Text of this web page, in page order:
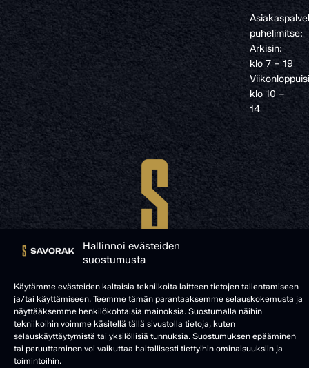
Hallinnoi evästeiden
suostumusta
Käytämme evästeiden kaltaisia tekniikoita laitteen tietojen tallentamiseen
ja/tai käyttämiseen. Teemme tämän parantaaksemme selauskokemusta ja
näyttääksemme henkilökohtaisia mainoksia. Suostumalla näihin
tekniikoihin voimme käsitellä tällä sivustolla tietoja, kuten
selauskäyttäytymistä tai yksilöllisiä tunnuksia. Suostumuksen epääminen
tai peruuttaminen voi vaikuttaa haitallisesti tiettyihin ominaisuuksiin ja
toimintoihin.
puhelimitse:
Arkisin:
klo 7 – 19
klo 10 –
14
© SAVORAK 2025